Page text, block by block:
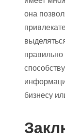
она
бизнесу